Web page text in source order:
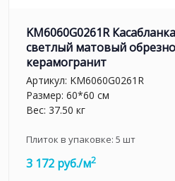
KM6060G0261R
светлый матовый
керамогранит
Артикул: KM6060G0261R
Размер: 60*60 см
Вес: 37.50 кг
Плиток в упаковке: 5 шт
3 172 руб./м2